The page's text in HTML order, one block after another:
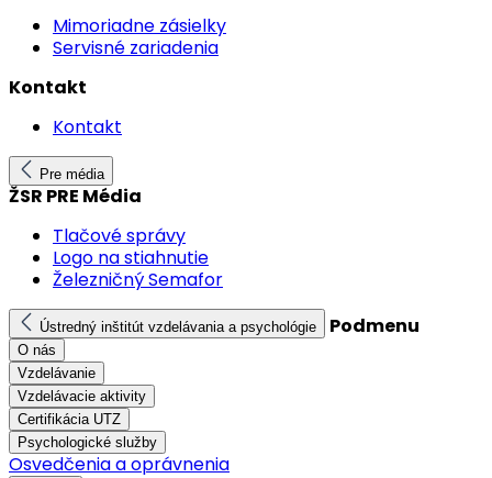
Mimoriadne zásielky
Servisné zariadenia
Kontakt
Kontakt
Pre média
ŽSR PRE Média
Tlačové správy
Logo na stiahnutie
Železničný Semafor
Ústredný inštitút vzdelávania a psychológie Podmenu
O nás
Vzdelávanie
Vzdelávacie aktivity
Certifikácia UTZ
Psychologické služby
Osvedčenia a oprávnenia